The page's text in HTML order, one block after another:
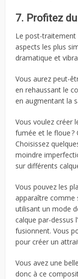
7. Profitez
Le post-traitement
aspects les plus
dramatique et
Vous aurez peut-
en rehaussant le
en augmentant la
Vous voulez créer
fumée et le floue ?
Choisissez
moindre
sur différents
Vous pouvez les
apparaître comme
utilisant un mode
calque par-dessus
fusionnent. Vous
pour créer un
Vous avez une
donc à ce